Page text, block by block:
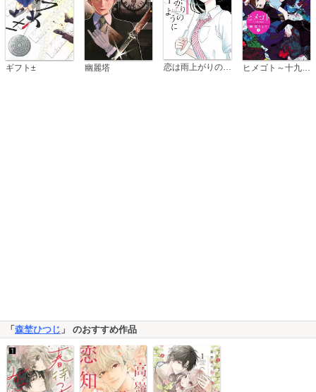
ギフト± 幽麗塔 恋は雨上がりのように
「森埜ひつじ 」 のおすすめ作品